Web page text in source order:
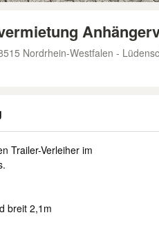
Nordrhein-Westfalen -
Trailer-Verleiher im
breit 2,1m